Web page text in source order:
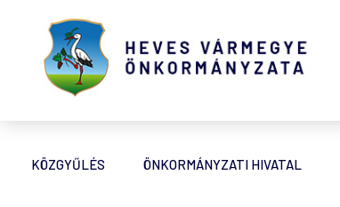
KÖZGYŰLÉS ÖNKORMÁNYZATI HIVATAL